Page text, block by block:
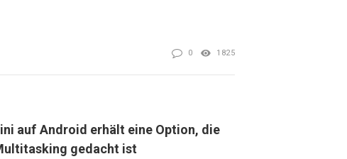
0 1825
auf Android erhält eine Option, die
gedacht ist